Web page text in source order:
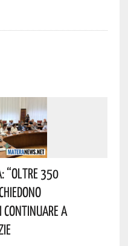
“Oltre 350
Continuare A